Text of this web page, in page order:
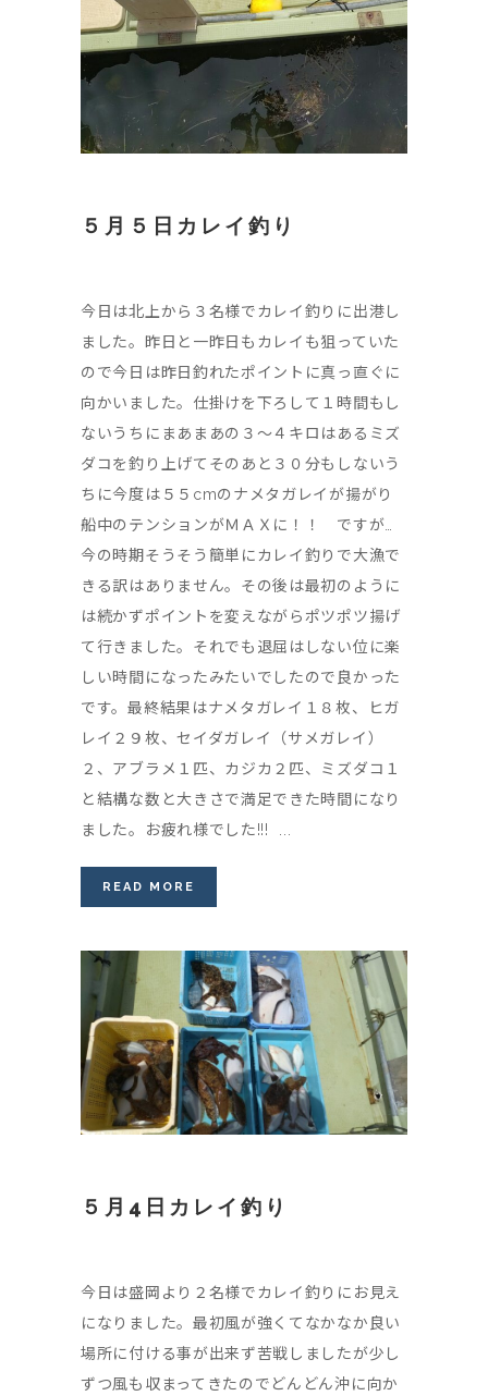
５月５日カレイ釣り
今日は北上から３名様でカレイ釣りに出港し
ました。昨日と一昨日もカレイも狙っていた
ので今日は昨日釣れたポイントに真っ直ぐに
向かいました。仕掛けを下ろして１時間もし
ないうちにまあまあの３～４キロはあるミズ
ダコを釣り上げてそのあと３０分もしないう
ちに今度は５５cmのナメタガレイが揚がり
船中のテンションがＭＡＸに！！ ですが…
今の時期そうそう簡単にカレイ釣りで大漁で
きる訳はありません。その後は最初のように
は続かずポイントを変えながらポツポツ揚げ
て行きました。それでも退屈はしない位に楽
しい時間になったみたいでしたので良かった
です。最終結果はナメタガレイ１８枚、ヒガ
レイ２９枚、セイダガレイ（サメガレイ）
２、アブラメ１匹、カジカ２匹、ミズダコ１
と結構な数と大きさで満足できた時間になり
ました。お疲れ様でした!!! ...
READ MORE
５月4日カレイ釣り
今日は盛岡より２名様でカレイ釣りにお見え
になりました。最初風が強くてなかなか良い
場所に付ける事が出来ず苦戦しましたが少し
ずつ風も収まってきたのでどんどん沖に向か